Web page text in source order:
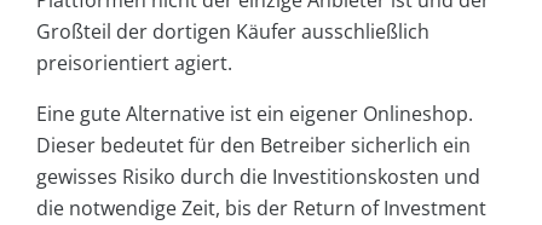
Großteil der dortigen Käufer ausschließlich
preisorientiert agiert.
Eine gute Alternative ist ein eigener Onlineshop.
Dieser bedeutet für den Betreiber sicherlich ein
gewisses Risiko durch die Investitionskosten und
die notwendige Zeit, bis der Return of Investment